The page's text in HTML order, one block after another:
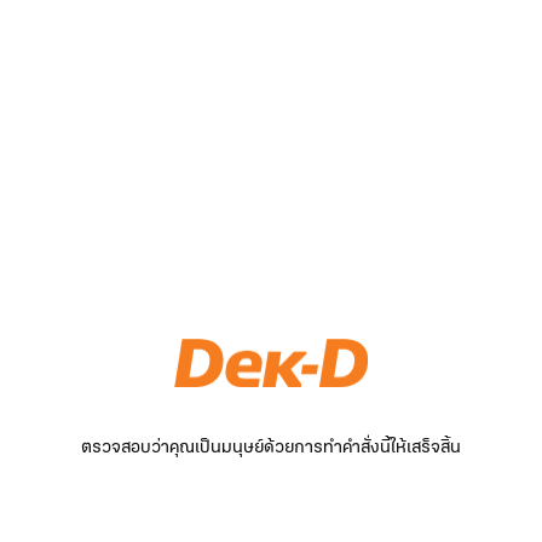
ตรวจสอบว่าคุณเป็นมนุษย์ด้วยการทำคำสั่งนี้ให้เสร็จสิ้น